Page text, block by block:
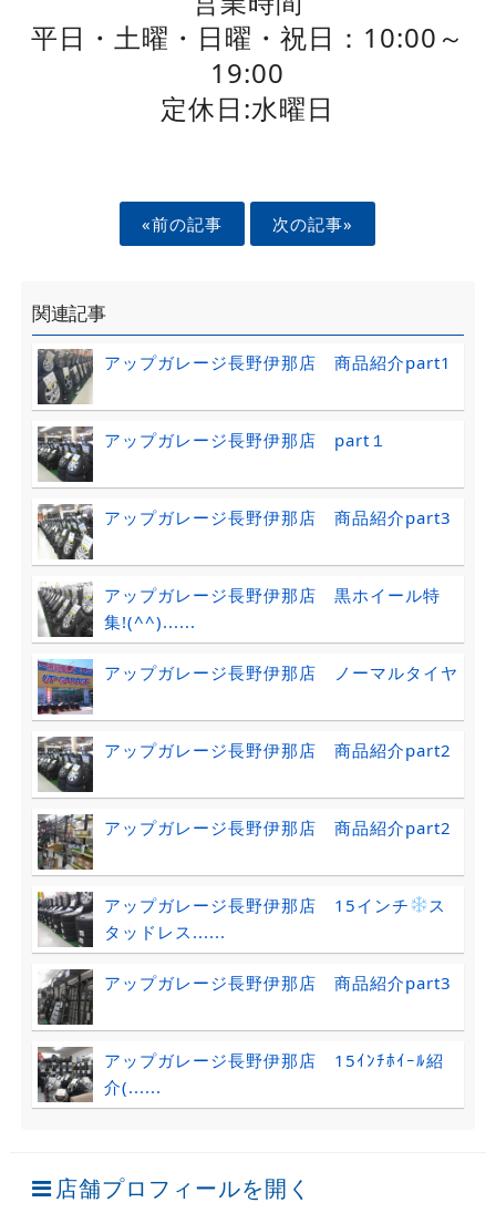
平日・土曜・日曜・祝日：10:00～
19:00
定休日:水曜日
«前の記事 次の記事»
関連記事
アップガレージ長野伊那店 商品紹介part1
アップガレージ長野伊那店 part１
アップガレージ長野伊那店 商品紹介part3
アップガレージ長野伊那店 黒ホイール特
集!(^^)......
アップガレージ長野伊那店 ノーマルタイヤ
アップガレージ長野伊那店 商品紹介part2
アップガレージ長野伊那店 商品紹介part2
アップガレージ長野伊那店 15インチ
ス
タッドレス......
アップガレージ長野伊那店 商品紹介part3
アップガレージ長野伊那店 15ｲﾝﾁﾎｲｰﾙ紹
介(......
店舗プロフィールを開く